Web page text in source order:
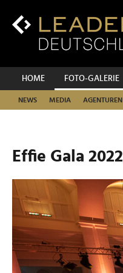
Inhalt
Hauptnavigation
HOME FOTO-GALERIE
NEWS MEDIA AGENTUREN
Effie Gala 2022